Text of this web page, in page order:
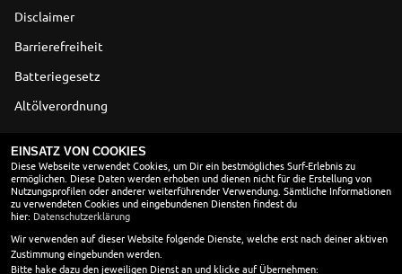
Disclaimer
Barrierefreiheit
Batteriegesetz
Altölverordnung
ÖFFNUNGSZEITEN
ÖFFNUNGSZEITEN
Montag:
10:00 - 18:00
Dienstag:
10:00 - 18:00
Mittwoch:
10:00 - 18:00
EINSATZ VON COOKIES
Diese Webseite verwendet Cookies, um Dir ein bestmögliches Surf-Erlebnis zu
ermöglichen. Diese Daten werden erhoben und dienen nicht für die Erstellung von
Nutzungsprofilen oder anderer weiterführender Verwendung. Sämtliche Informationen
zu verwendeten Cookies und eingebundenen Diensten findest du
hier: Datenschutzerklärung
Wir verwenden auf dieser Website folgende Dienste, welche erst nach deiner aktiven
Zustimmung eingebunden werden.
Bitte hake dazu den jeweiligen Dienst an und klicke auf Übernehmen: